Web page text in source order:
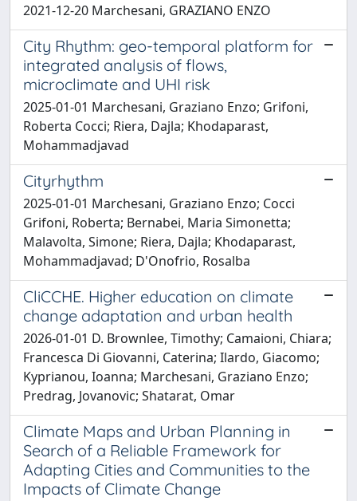
2021-12-20 Marchesani, GRAZIANO ENZO
City Rhythm: geo-temporal platform for
integrated analysis of flows,
microclimate and UHI risk
2025-01-01 Marchesani, Graziano Enzo; Grifoni,
Roberta Cocci; Riera, Dajla; Khodaparast,
Mohammadjavad
Cityrhythm
2025-01-01 Marchesani, Graziano Enzo; Cocci
Grifoni, Roberta; Bernabei, Maria Simonetta;
Malavolta, Simone; Riera, Dajla; Khodaparast,
Mohammadjavad; D'Onofrio, Rosalba
CliCCHE. Higher education on climate
change adaptation and urban health
2026-01-01 D. Brownlee, Timothy; Camaioni, Chiara;
Francesca Di Giovanni, Caterina; Ilardo, Giacomo;
Kyprianou, Ioanna; Marchesani, Graziano Enzo;
Predrag, Jovanovic; Shatarat, Omar
Climate Maps and Urban Planning in
Search of a Reliable Framework for
Adapting Cities and Communities to the
Impacts of Climate Change